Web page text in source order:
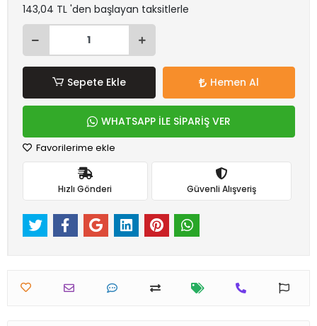
143,04 TL 'den başlayan taksitlerle
Sepete Ekle Hemen Al
WHATSAPP İLE SİPARİŞ VER
Favorilerime ekle
Hızlı Gönderi Güvenli Alışveriş